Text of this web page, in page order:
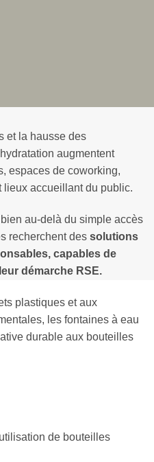
et la hausse des
augmentent
espaces de coworking,
lieux accueillant du public.
au-delà du simple accès
recherchent des solutions
capables de
démarche RSE.
plastiques et aux
les fontaines à eau
durable aux bouteilles
de bouteilles